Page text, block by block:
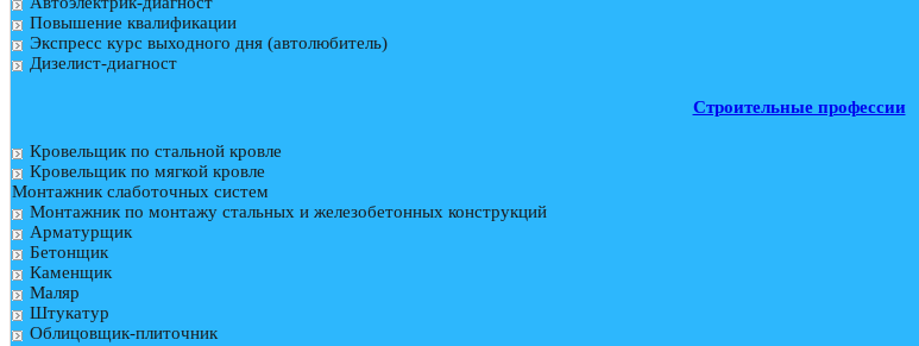
Повышение квалификации
Экспресс курс выходного дня (автолюбитель)
Дизелист-диагност
Строительные профессии
Кровельщик по стальной кровле
Кровельщик по мягкой кровле
Монтажник слаботочных систем
Монтажник по монтажу стальных и железобетонных конструкций
Арматурщик
Бетонщик
Каменщик
Маляр
Штукатур
Облицовщик-плиточник